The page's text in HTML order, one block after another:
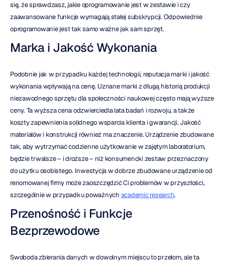
się, że sprawdzasz, jakie oprogramowanie jest w zestawie i czy
zaawansowane funkcje wymagają stałej subskrypcji. Odpowiednie
oprogramowanie jest tak samo ważne jak sam sprzęt.
Marka i Jakość Wykonania
Podobnie jak w przypadku każdej technologii, reputacja marki i jakość
wykonania wpływają na cenę. Uznane marki z długą historią produkcji
niezawodnego sprzętu dla społeczności naukowej często mają wyższe
ceny. Ta wyższa cena odzwierciedla lata badań i rozwoju, a także
koszty zapewnienia solidnego wsparcia klienta i gwarancji. Jakość
materiałów i konstrukcji również ma znaczenie. Urządzenie zbudowane
tak, aby wytrzymać codzienne użytkowanie w zajętym laboratorium,
będzie trwalsze – i droższe – niż konsumencki zestaw przeznaczony
do użytku osobistego. Inwestycja w dobrze zbudowane urządzenie od
renomowanej firmy może zaoszczędzić Ci problemów w przyszłości,
szczególnie w przypadku poważnych academic research.
Przenośność i Funkcje
Bezprzewodowe
Swoboda zbierania danych w dowolnym miejscu to przełom, ale ta